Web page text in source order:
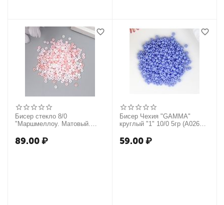
Бисер стекло 8/0
"Маршмеллоу. Матовый.
гр 7463276
89.00₽
Бисер Чехия "GAMMA"
круглый "1" 10/0 5гр (A026
59.00₽